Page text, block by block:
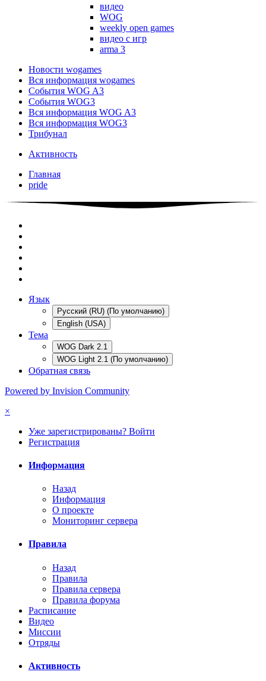
видео
WOG
weekly open games
видео с игр
arma 3
Новости wogames
Вся информация wogames
События WOG A3
События WOG3
Вся информация WOG A3
Вся информация WOG3
Трибунал
Активность
Главная
pride
Язык
Русский (RU) (По умолчанию)
English (USA)
Тема
WOG Dark 2.1
WOG Light 2.1 (По умолчанию)
Обратная связь
Powered by Invision Community
×
Уже зарегистрированы? Войти
Регистрация
Информация
Назад
Информация
О проекте
Мониторинг сервера
Правила
Назад
Правила
Правила сервера
Правила форума
Расписание
Видео
Миссии
Отряды
Активность